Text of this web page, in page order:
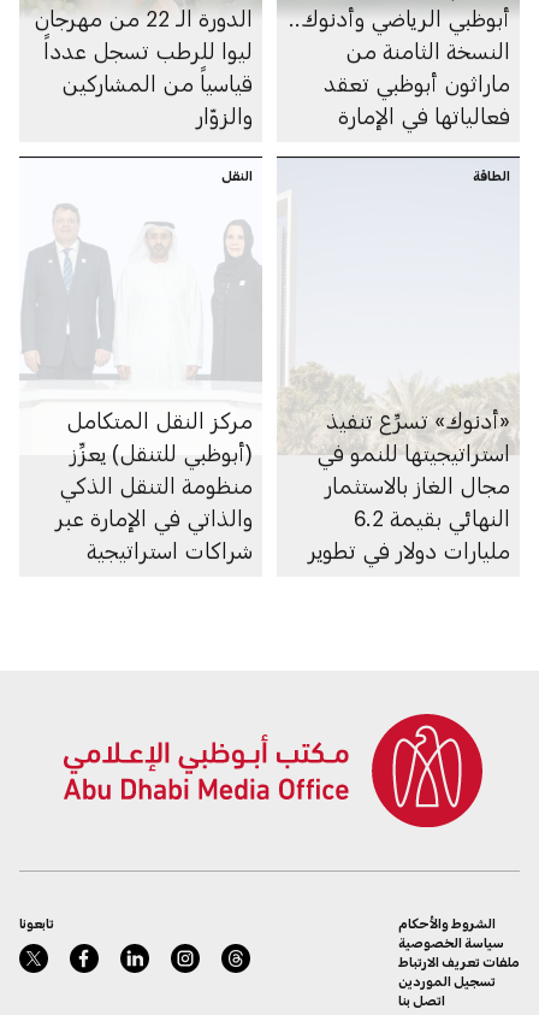
أبوظبي الرياضي وأدنوك..
النسخة الثامنة من
ماراثون أبوظبي تعقد
فعالياتها في الإمارة
الدورة الـ 22 من مهرجان
ليوا للرطب تسجل عدداً
قياسياً من المشاركين
والزوّار
الطاقة
«أدنوك» تسرِّع تنفيذ
استراتيجيتها للنمو في
مجال الغاز بالاستثمار
النهائي بقيمة 6.2
مليارات دولار في تطوير
النقل
مركز النقل المتكامل
(أبوظبي للتنقل) يعزِّز
منظومة التنقل الذكي
والذاتي في الإمارة عبر
شراكات استراتيجية
تابعونا
الشروط والأحكام
سياسة الخصوصية
ملفات تعريف الارتباط
تسجيل الموردين
اتصل بنا